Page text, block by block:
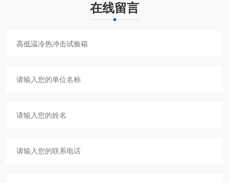
在线留言